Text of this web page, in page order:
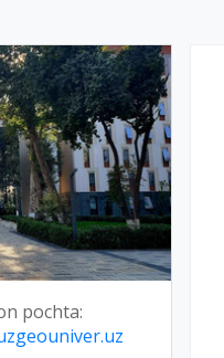
pochta: